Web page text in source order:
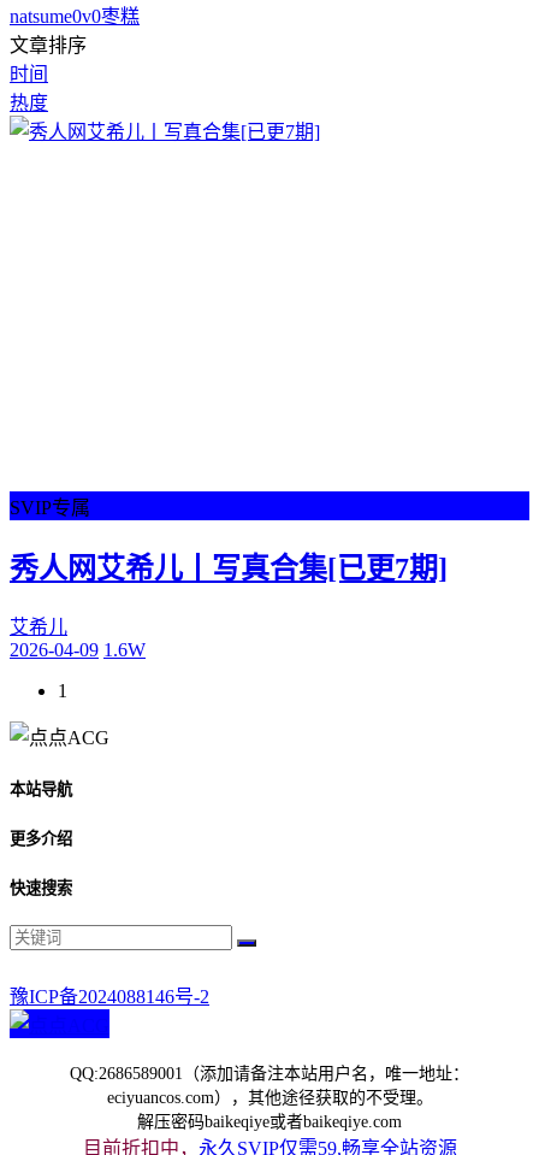
natsume0v0枣糕
文章排序
时间
热度
SVIP专属
秀人网艾希儿丨写真合集[已更7期]
艾希儿
2026-04-09 1.6W
1
本站导航
更多介绍
快速搜索
豫ICP备2024088146号-2
QQ:2686589001（添加请备注本站用户名，唯一地址：
eciyuancos.com），其他途径获取的不受理。
解压密码baikeqiye或者baikeqiye.com
目前折扣中， 永久SVIP仅需59,畅享全站资源